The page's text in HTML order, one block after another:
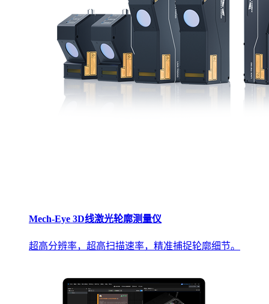
Mech-Eye 3D线激光轮廓测量仪
超高分辨率，超高扫描速率，精准捕捉轮廓细节。